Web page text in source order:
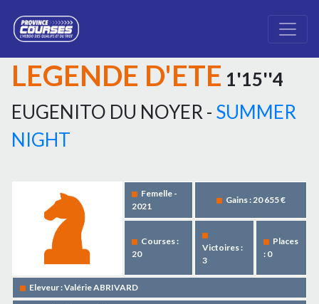
LEGENDE D'ETE 1'15''4
EUGENITO DU NOYER - SUMMER
NIGHT
Femelle -
2021
Gains : 20 655 €
Courses :
20
Victoires :
3
Places
: 0
Eleveur : Valérie ABRIVARD